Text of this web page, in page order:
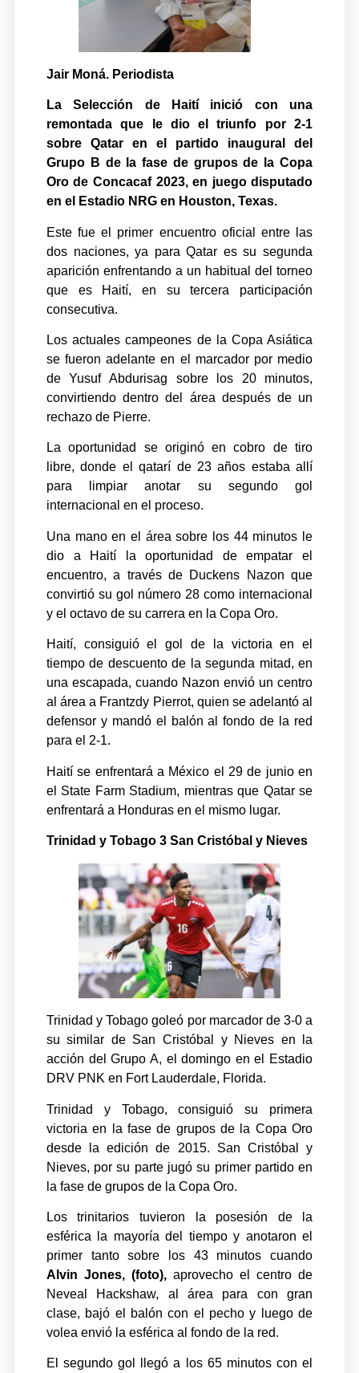
Jair Moná. Periodista
La Selección de Haití inició con una
remontada que le dio el triunfo por 2-1
sobre Qatar en el partido inaugural del
Grupo B de la fase de grupos de la Copa
Oro de Concacaf 2023, en juego disputado
en el Estadio NRG en Houston, Texas.
Este fue el primer encuentro oficial entre las
dos naciones, ya para Qatar es su segunda
aparición enfrentando a un habitual del torneo
que es Haití, en su tercera participación
consecutiva.
Los actuales campeones de la Copa Asiática
se fueron adelante en el marcador por medio
de Yusuf Abdurisag sobre los 20 minutos,
convirtiendo dentro del área después de un
rechazo de Pierre.
La oportunidad se originó en cobro de tiro
libre, donde el qatarí de 23 años estaba allí
para limpiar anotar su segundo gol
internacional en el proceso.
Una mano en el área sobre los 44 minutos le
dio a Haití la oportunidad de empatar el
encuentro, a través de Duckens Nazon que
convirtió su gol número 28 como internacional
y el octavo de su carrera en la Copa Oro.
Haití, consiguió el gol de la victoria en el
tiempo de descuento de la segunda mitad, en
una escapada, cuando Nazon envió un centro
al área a Frantzdy Pierrot, quien se adelantó al
defensor y mandó el balón al fondo de la red
para el 2-1.
Haití se enfrentará a México el 29 de junio en
el State Farm Stadium, mientras que Qatar se
enfrentará a Honduras en el mismo lugar.
Trinidad y Tobago 3 San Cristóbal y Nieves
Trinidad y Tobago goleó por marcador de 3-0 a
su similar de San Cristóbal y Nieves en la
acción del Grupo A, el domingo en el Estadio
DRV PNK en Fort Lauderdale, Florida.
Trinidad y Tobago, consiguió su primera
victoria en la fase de grupos de la Copa Oro
desde la edición de 2015. San Cristóbal y
Nieves, por su parte jugó su primer partido en
la fase de grupos de la Copa Oro.
Los trinitarios tuvieron la posesión de la
esférica la mayoría del tiempo y anotaron el
primer tanto sobre los 43 minutos cuando
Alvin Jones, (foto),aprovecho el centro de
Neveal Hackshaw, al área para con gran
clase, bajó el balón con el pecho y luego de
volea envió la esférica al fondo de la red.
El segundo gol llegó a los 65 minutos con el